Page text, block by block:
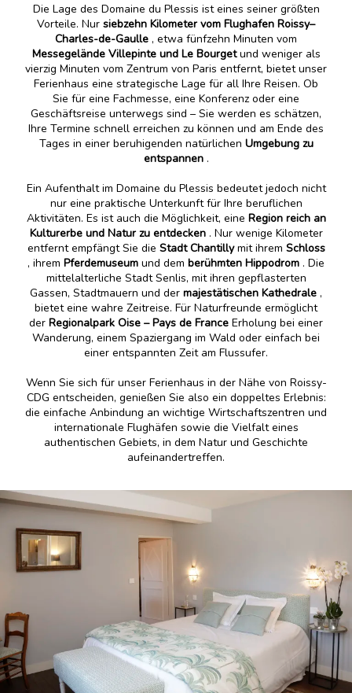
Die Lage des Domaine du Plessis ist eines seiner größten
Vorteile. Nur siebzehn Kilometer vom Flughafen Roissy–
Charles-de-Gaulle , etwa fünfzehn Minuten vom
Messegelände Villepinte und Le Bourgetund weniger als
vierzig Minuten vom Zentrum von Paris entfernt, bietet unser
Ferienhaus eine strategische Lage für all Ihre Reisen. Ob
Sie für eine Fachmesse, eine Konferenz oder eine
Geschäftsreise unterwegs sind – Sie werden es schätzen,
Ihre Termine schnell erreichen zu können und am Ende des
Tages in einer beruhigenden natürlichen Umgebung zu
entspannen.
Ein Aufenthalt im Domaine du Plessis bedeutet jedoch nicht
nur eine praktische Unterkunft für Ihre beruflichen
Aktivitäten. Es ist auch die Möglichkeit, eine Region reich an
Kulturerbe und Natur zu entdecken. Nur wenige Kilometer
entfernt empfängt Sie die Stadt Chantillymit ihrem Schloss
, ihrem Pferdemuseum und dem berühmten Hippodrom . Die
mittelalterliche Stadt Senlis, mit ihren gepflasterten
Gassen, Stadtmauern und der majestätischen Kathedrale ,
bietet eine wahre Zeitreise. Für Naturfreunde ermöglicht
der Regionalpark Oise – Pays de France Erholung bei einer
Wanderung, einem Spaziergang im Wald oder einfach bei
einer entspannten Zeit am Flussufer.
Wenn Sie sich für unser Ferienhaus in der Nähe von Roissy-
CDG entscheiden, genießen Sie also ein doppeltes Erlebnis:
die einfache Anbindung an wichtige Wirtschaftszentren und
internationale Flughäfen sowie die Vielfalt eines
authentischen Gebiets, in dem Natur und Geschichte
aufeinandertreffen.